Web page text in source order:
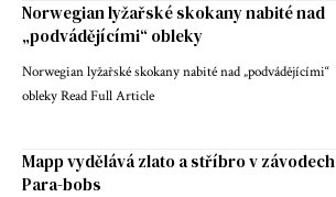
Norwegian lyžařské skokany nabité nad
„podvádějícími“ obleky
Norwegian lyžařské skokany nabité nad „podvádějícími“
obleky Read Full Article
Mapp vydělává zlato a stříbro v závodech
Para-bobs